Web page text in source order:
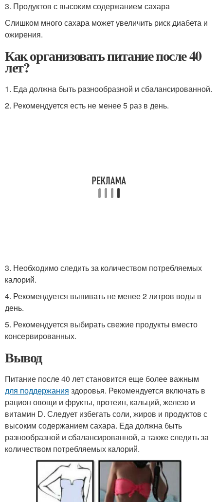
3. Продуктов с высоким содержанием сахара
Слишком много сахара может увеличить риск диабета и
ожирения.
Как организовать питание после 40
лет?
1. Еда должна быть разнообразной и сбалансированной.
2. Рекомендуется есть не менее 5 раз в день.
3. Необходимо следить за количеством потребляемых
калорий.
4. Рекомендуется выпивать не менее 2 литров воды в
день.
5. Рекомендуется выбирать свежие продукты вместо
консервированных.
Вывод
Питание после 40 лет становится еще более важным
для поддержания здоровья. Рекомендуется включать в
рацион овощи и фрукты, протеин, кальций, железо и
витамин D. Следует избегать соли, жиров и продуктов с
высоким содержанием сахара. Еда должна быть
разнообразной и сбалансированной, а также следить за
количеством потребляемых калорий.